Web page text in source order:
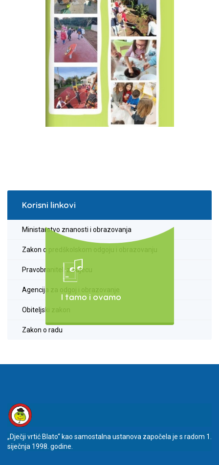
I tamo i ovamo
Korisni linkovi
Ministarstvo znanosti i obrazovanja
Zakon o predškolskom odgoju i obrazovanju
Pravobranitelj za djecu
Agencija za odgoj i obrazovanje
Obiteljski zakon
Zakon o radu
„Dječji vrtić Blato“ kao samostalna ustanova započela je s radom 1.
siječnja 1998. godine.